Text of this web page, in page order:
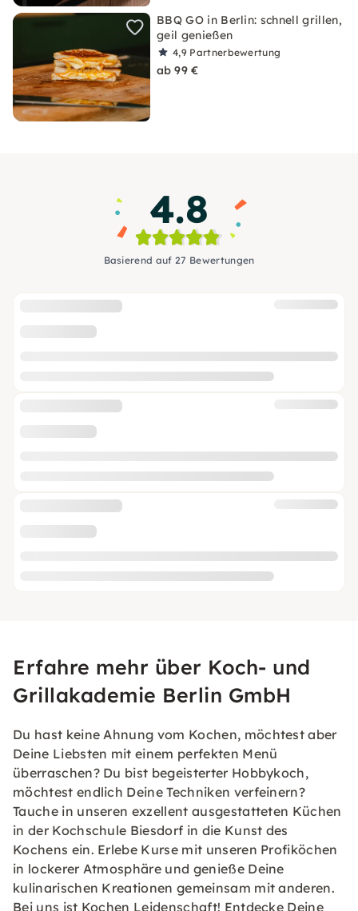
BBQ GO in Berlin: schnell grillen,
geil genießen
4,9 Partnerbewertung
ab 99 €
4.8
Basierend auf 27 Bewertungen
Erfahre mehr über Koch- und
Grillakademie Berlin GmbH
Du hast keine Ahnung vom Kochen, möchtest aber
Deine Liebsten mit einem perfekten Menü
überraschen? Du bist begeisterter Hobbykoch,
möchtest endlich Deine Techniken verfeinern?
Tauche in unseren exzellent ausgestatteten Küchen
in der Kochschule Biesdorf in die Kunst des
Kochens ein. Erlebe Kurse mit unseren Profiköchen
in lockerer Atmosphäre und genieße Deine
kulinarischen Kreationen gemeinsam mit anderen.
Bei uns ist Kochen Leidenschaft! Entdecke Deine